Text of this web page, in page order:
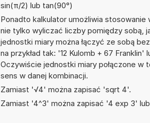
sin(π/2) lub tan(90°)
Ponadto kalkulator umożliwia
nie tylko wyliczać liczby pomiędzy sobą,
jednostki miary można łączyć ze sobą
na przykład tak: '12 Kulomb + 67
Oczywiście jednostki miary połączone w
sens w danej kombinacji.
Zamiast '√4' można zapisać 'sqrt 4'.
Zamiast '4^3' można zapisać '4 exp 3'